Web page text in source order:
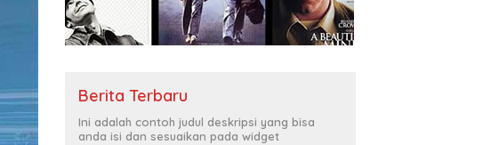
Berita Terbaru
Ini adalah contoh judul deskripsi yang bisa
anda isi dan sesuaikan pada widget